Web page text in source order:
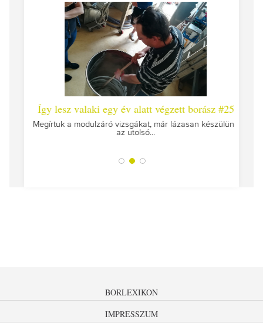
Így lesz valaki egy év alatt végzett borász #25
Megírtuk a modulzáró vizsgákat, már lázasan készülünk
az utolsó...
BORLEXIKON
IMPRESSZUM